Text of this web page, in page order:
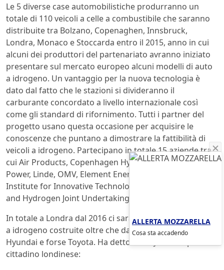
Le 5 diverse case automobilistiche produrranno un
totale di 110 veicoli a celle a combustibile che saranno
distribuite tra Bolzano, Copenaghen, Innsbruck,
Londra, Monaco e Stoccarda entro il 2015, anno in cui
alcuni dei produttori del partenariato avranno iniziato
presentare sul mercato europeo alcuni modelli di auto
a idrogeno. Un vantaggio per la nuova tecnologia è
dato dal fatto che le stazioni si divideranno il
carburante concordato a livello internazionale così
come gli standard di rifornimento. Tutti i partner del
progetto usano questa occasione per acquisire le
conoscenze che puntano a dimostrare la fattibilità di
veicoli a idrogeno. Partecipano in totale 15 aziende tra
cui Air Products, Copenhagen Hydrogen Network, ITM
Power, Linde, OMV, Element Energy, PE INTERNATIONAL,
Institute for Innovative Technology e European Fuel Cell
and Hydrogen Joint Undertaking (FCH JU).
In totale a Londra dal 2016 ci saranno 50 nuove vetture
a idrogeno costruite oltre che da Honda anche da
Hyundai e forse Toyota. Ha detto Boris Johnons primo
cittadino londinese:
ALLERTA MOZZARELLA
Cosa sta accadendo